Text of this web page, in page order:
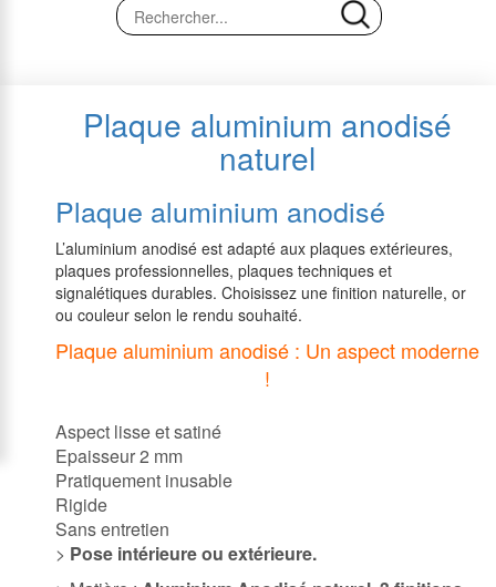
Plaque aluminium anodisé
naturel
Plaque aluminium anodisé
L’aluminium anodisé est adapté aux plaques extérieures,
plaques professionnelles, plaques techniques et
signalétiques durables. Choisissez une finition naturelle, or
ou couleur selon le rendu souhaité.
Plaque aluminium anodisé : Un aspect moderne
!
Aspect lisse et satiné
Epaisseur 2 mm
Pratiquement inusable
Rigide
Sans entretien
> Pose intérieure ou extérieure.